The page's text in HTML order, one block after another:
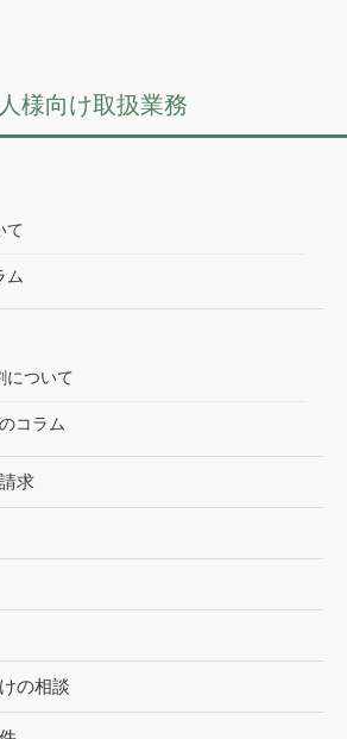
様向け取扱業務
て
ム
について
コラム
求
の相談